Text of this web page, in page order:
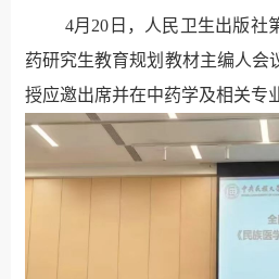
4月20日，人民卫生出版社
药研究生教育规划教材主编人会
授应邀出席并在中药学及相关专